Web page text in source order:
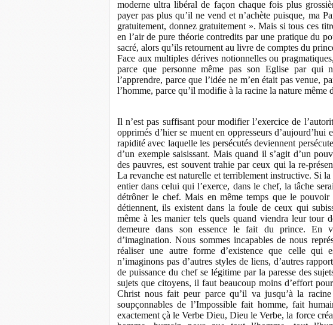
moderne ultra libéral de façon chaque fois plus
payer pas plus qu’il ne vend et n’achète puisque, ma
gratuitement, donnez gratuitement ». Mais si tous ces
en l’air de pure théorie contredits par une pratique du
sacré, alors qu’ils retournent au livre de comptes du
Face aux multiples dérives notionnelles ou
parce que personne même pas son Eglise par qui
l’apprendre, parce que l’idée ne m’en était pas venue,
l’homme, parce qu’il modifie à la racine la nature même
Il n’est pas suffisant pour modifier l’exercice de
opprimés d’hier se muent en oppresseurs d’aujourd’hui
rapidité avec laquelle les persécutés deviennent
d’un exemple saisissant. Mais quand il s’agit d’un
des pauvres, est souvent trahie par ceux qui la re-
La revanche est naturelle et terriblement instructive. Si
entier dans celui qui l’exerce, dans le chef, la tâche
détrôner le chef. Mais en même temps que le
détiennent, ils existent dans la foule de ceux qui
même à les manier tels quels quand viendra leur tour
demeure dans son essence le fait du prince. En
d’imagination. Nous sommes incapables de nous
réaliser une autre forme d’existence que celle qui
n’imaginons pas d’autres styles de liens, d’autres
de puissance du chef se légitime par la paresse des
sujets que citoyens, il faut beaucoup moins d’effort
Christ nous fait peur parce qu’il va jusqu’à la
soupçonnables de l’Impossible fait homme, fait
exactement çà le Verbe Dieu, Dieu le Verbe, la force